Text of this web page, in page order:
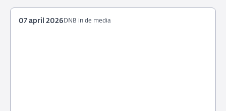
2026
de
DNB in de media
07 april 2026